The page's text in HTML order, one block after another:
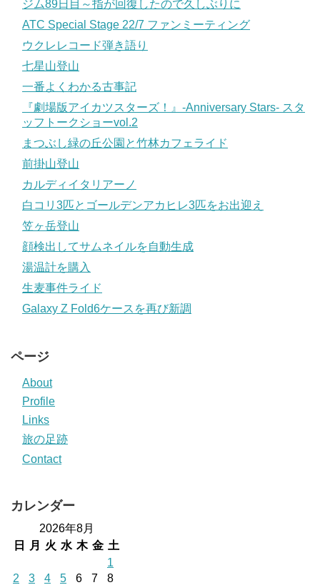
ジム89日目～指が回復したので久しぶりに
ATC Special Stage 22/7 ファンミーティング
ウクレレコード弾き語り
七星山登山
一番よくわかる古事記
『劇場版アイカツスターズ！』-Anniversary Stars- スタ
ッフトークショーvol.2
まつぶし緑の丘公園と竹林カフェライド
前掛山登山
カルディイタリアーノ
白コリ3匹とゴールデンアカヒレ3匹をお出迎え
笠ヶ岳登山
顔検出してサムネイルを自動生成
湯温計を購入
生麦事件ライド
Galaxy Z Fold6ケースを再び新調
ページ
About
Profile
Links
旅の足跡
Contact
カレンダー
2026年8月
日
月 火 水 木 金 土
1
2
3 4 5 6 7
8